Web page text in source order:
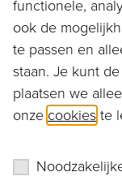
Ga naar...
Bestellen
Diensten
Assortiment
Ons verhaal
functionele,
ook de
te passen en
staan. Je kunt
plaatsen we
onze cookies te